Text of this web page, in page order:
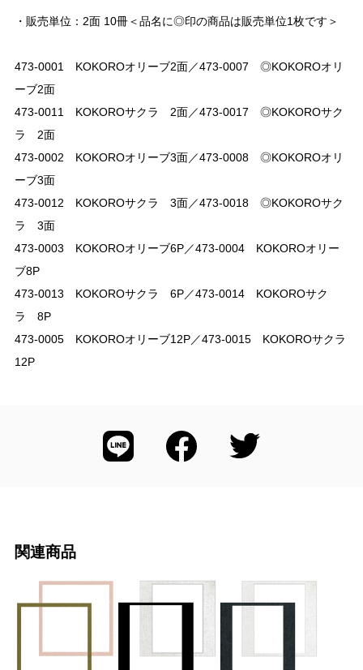
・販売単位：2面 10冊＜品名に◎印の商品は販売単位1枚です＞
473-0001 KOKOROオリーブ2面／473-0007 ◎KOKOROオリ
ーブ2面
473-0011 KOKOROサクラ 2面／473-0017 ◎KOKOROサク
ラ 2面
473-0002 KOKOROオリーブ3面／473-0008 ◎KOKOROオリ
ーブ3面
473-0012 KOKOROサクラ 3面／473-0018 ◎KOKOROサク
ラ 3面
473-0003 KOKOROオリーブ6P／473-0004 KOKOROオリー
ブ8P
473-0013 KOKOROサクラ 6P／473-0014 KOKOROサク
ラ 8P
473-0005 KOKOROオリーブ12P／473-0015 KOKOROサクラ
12P
関連商品